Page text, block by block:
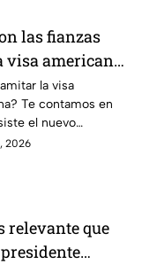
las fianzas
visa americana
causan tanta
la visa
Te contamos en
el nuevo
de fianzas
2026
relevante que